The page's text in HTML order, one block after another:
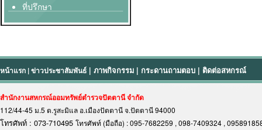
ที่ปรึกษา
หน้าแรก |ข่าวประชาสัมพันธ์ | ภาพกิจกรรม | กระดานถามตอบ | ติดต่อสหกรณ์
สำนักงานสหกรณ์ออมทรัพย์ตำรวจปัตตานี จำกัด
112/44-45 ม.5 ต.รูสะมิแล อ.เมืองปัตตานี จ.ปัตตานี 94000
โทรศัพท์ : 073-710495 โทรศัพท์ (มือถือ) : 095-7682259 , 098-7409324 ,